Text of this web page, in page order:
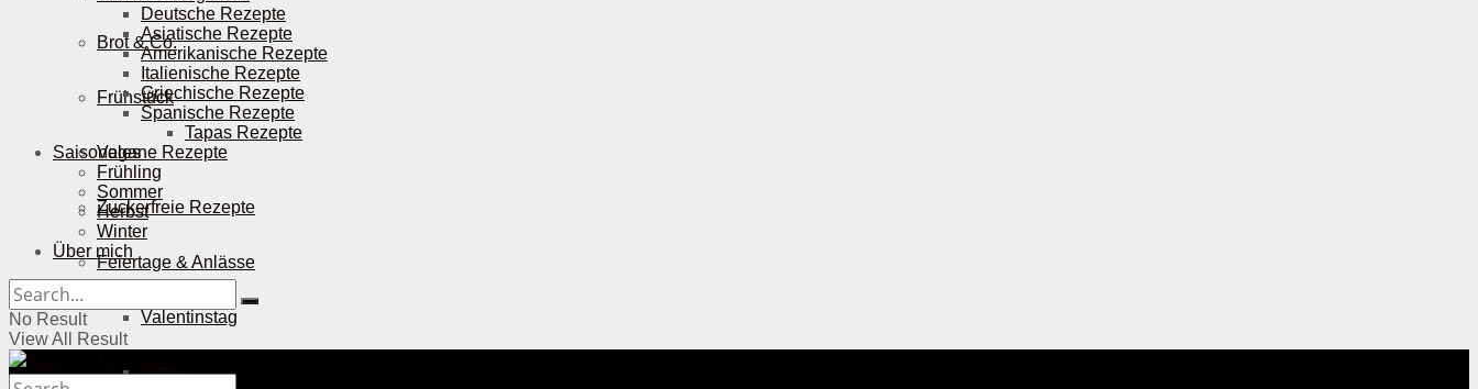
Brot & Co.
Frühstück
Vegane Rezepte
Zuckerfreie Rezepte
Feiertage & Anlässe
Valentinstag
Ostern
Deutsche Rezepte
Asiatische Rezepte
Amerikanische Rezepte
Italienische Rezepte
Griechische Rezepte
Spanische Rezepte
Tapas Rezepte
Saisonales
Frühling
Sommer
Herbst
Winter
Über mich
No Result
View All Result